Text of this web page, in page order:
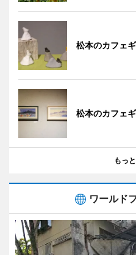
松本のカフェ
松本のカフェ
もっ
ワールド